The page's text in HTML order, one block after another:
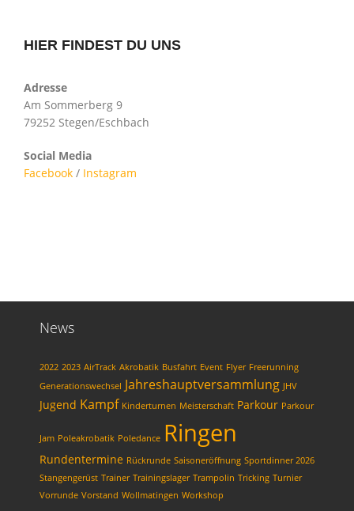
HIER FINDEST DU UNS
Adresse
Am Sommerberg 9
79252 Stegen/Eschbach
Social Media
Facebook / Instagram
News
2022 2023 AirTrack Akrobatik Busfahrt Event Flyer Freerunning
Generationswechsel Jahreshauptversammlung JHV
Jugend Kampf Kinderturnen Meisterschaft Parkour Parkour
Jam Poleakrobatik Poledance Ringen
Rundentermine Rückrunde Saisoneröffnung Sportdinner 2026
Stangengerüst Trainer Trainingslager Trampolin Tricking Turnier
Vorrunde Vorstand Wollmatingen Workshop